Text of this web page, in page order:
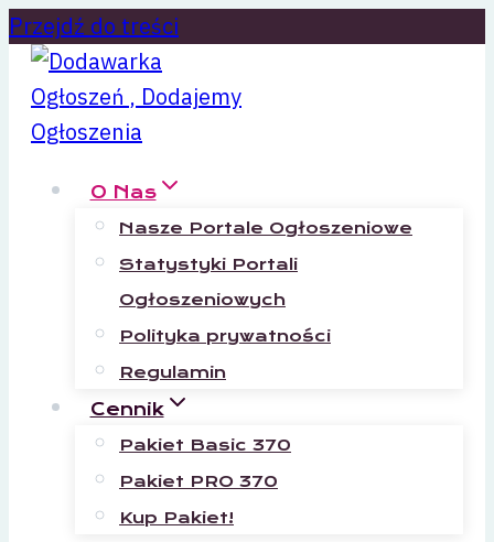
Przejdź do treści
O Nas
Nasze Portale Ogłoszeniowe
Statystyki Portali
Ogłoszeniowych
Polityka prywatności
Regulamin
Cennik
Pakiet Basic 370
Pakiet PRO 370
Kup Pakiet!